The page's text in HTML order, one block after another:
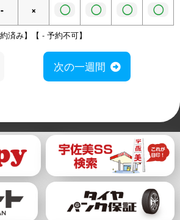
- × ◯ ◯ ◯ ◯
済み】【 - 予約不可】
次の一週間